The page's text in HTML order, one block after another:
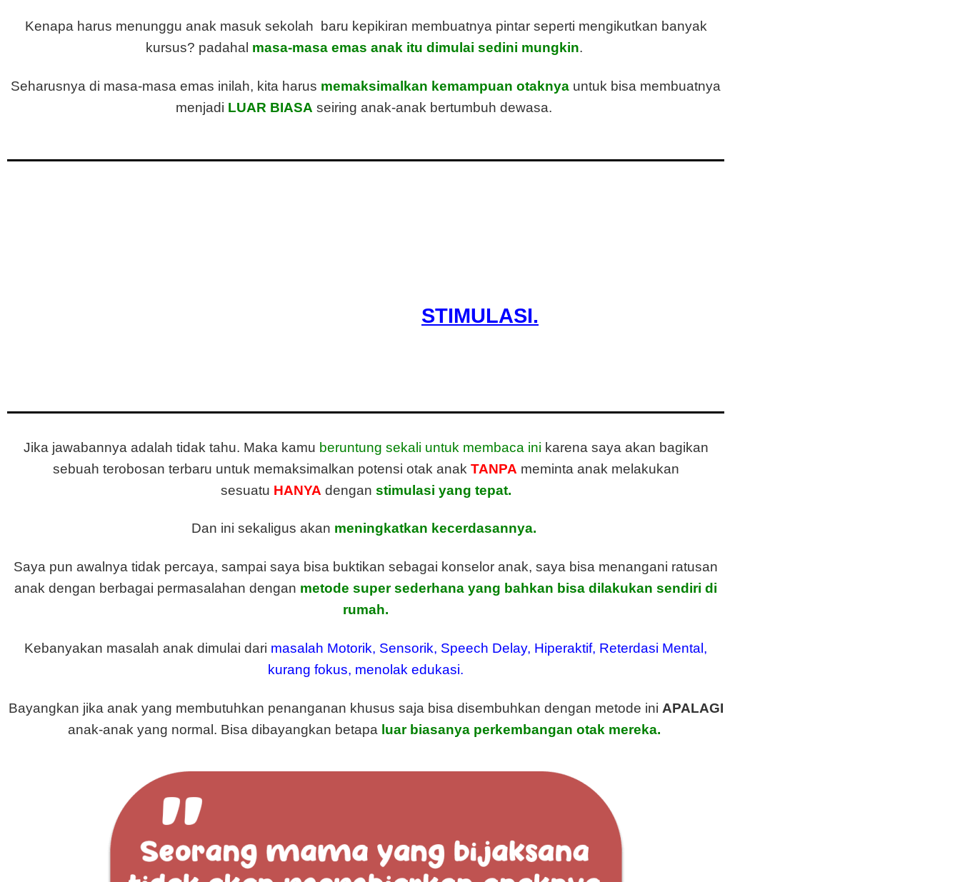
Kenapa harus menunggu anak masuk sekolah baru kepikiran membuatnya pintar seperti mengikutkan banyak
kursus? padahal masa-masa emas anak itu dimulai sedini mungkin.
Seharusnya di masa-masa emas inilah, kita harus memaksimalkan kemampuan otaknya untuk bisa membuatnya
menjadi LUAR BIASA seiring anak-anak bertumbuh dewasa.
STIMULASI.
Jika jawabannya adalah tidak tahu. Maka kamu beruntung sekali untuk membaca ini karena saya akan bagikan
sebuah terobosan terbaru untuk memaksimalkan potensi otak anak TANPA meminta anak melakukan
sesuatu HANYA dengan stimulasi yang tepat.
Dan ini sekaligus akan meningkatkan kecerdasannya.
Saya pun awalnya tidak percaya, sampai saya bisa buktikan sebagai konselor anak, saya bisa menangani ratusan
anak dengan berbagai permasalahan dengan metode super sederhana yang bahkan bisa dilakukan sendiri di
rumah.
Kebanyakan masalah anak dimulai dari masalah Motorik, Sensorik, Speech Delay, Hiperaktif, Reterdasi Mental,
kurang fokus, menolak edukasi.
Bayangkan jika anak yang membutuhkan penanganan khusus saja bisa disembuhkan dengan metode ini APALAGI
anak-anak yang normal. Bisa dibayangkan betapa luar biasanya perkembangan otak mereka.